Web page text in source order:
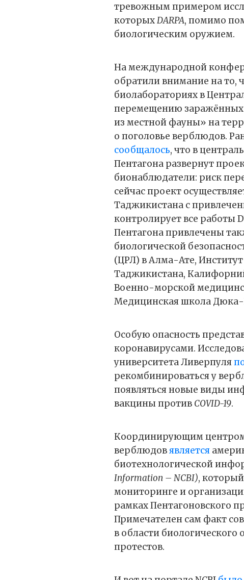
тревожным примером
которыхDARPA, помимо
биологическим оружием.
На международной
обратили внимание на то,
биолабораториях в
перемещению
из местной фауны» на
о поголовье верблюдов.
сообщалось, что в
Пентагона развернут
бионаблюдатели: риск
сейчас проект
Таджикистана с
контролирует все работы
Пентагона привлечены
биологической
(ЦРЛ) в Алма-Ате,
Таджикистана,
Военно-морской
Медицинская школа Дюка-
Особую опасность
коронавирусами.
университета Ливерпуля
рекомбинироваться у
появляться новые виды
вакцины против COVID-19.
Координирующим центром
верблюдовявляется
биотехнологической
Information – NCBI),
мониторинге и
рамках Пентагоновского
Примечателен сам факт
в области
протестов.